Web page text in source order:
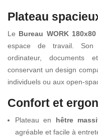
Plateau
Le Bureau WORK
espace de travail. Son
ordinateur, documents
conservant un design
individuels ou aux open-
Confort et
Plateau en hêtre
agréable et facile à